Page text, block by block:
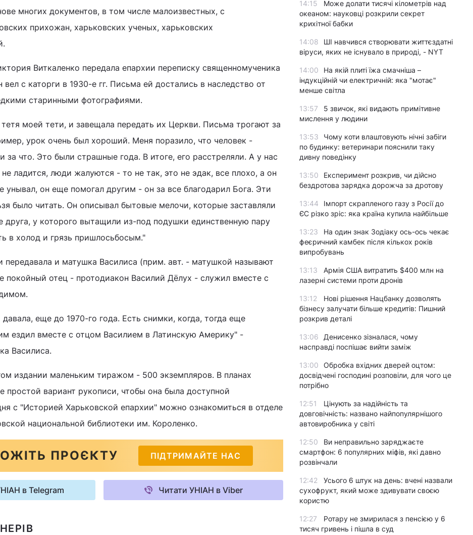
многих документов, в том числе малоизвестных, с
прихожан, харьковских ученых, харьковских
Виткаленко передала епархии переписку священномученика
с каторги в 1930-е гг. Письма ей достались в наследство от
старинными фотографиями.
моей тети, и завещала передать их Церкви. Письма трогают за
урок очень был хороший. Меня поразило, что человек -
за что. Это были страшные года. В итоге, его расстреляли. А у нас
ладится, люди жалуются - то не так, это не эдак, все плохо, а он
унывал, он еще помогал другим - он за все благодарил Бога. Эти
было читать. Он описывал бытовые мелочи, которые заставляли
друга, у которого вытащили из-под подушки единственную пару
в холод и грязь пришлосьбосым."
передавала и матушка Василиса (прим. авт. - матушкой называют
покойный отец - протодиакон Василий Дёлух - служил вместе с
еще до 1970-го года. Есть снимки, когда, тогда еще
ездил вместе с отцом Василием в Латинскую Америку" -
Василиса.
издании маленьким тиражом - 500 экземпляров. В планах
простой вариант рукописи, чтобы она была доступной
с "Историей Харьковской епархии" можно ознакомиться в отделе
национальной библиотеки им. Короленко.
ПРОЄКТУ ПІДТРИМАЙТЕ НАС
в Telegram Читати УНІАН в Viber
14:15
Може долати тисячі кілометрів над
океаном: науковці розкрили секрет
крихітної бабки
14:08
ШІ навчився створювати життєздатні
віруси, яких не існувало в природі, - NYT
14:00
На якій плиті їжа смачніша –
індукційній чи електричній: яка "мотає"
менше світла
13:57
5 звичок, які видають примітивне
мислення у людини
13:53
Чому коти влаштовують нічні забіги
по будинку: ветеринари пояснили таку
дивну поведінку
13:50
Експеримент розкрив, чи дійсно
бездротова зарядка дорожча за дротову
13:44
Імпорт скрапленого газу з Росії до
ЄС різко зріс: яка країна купила найбільше
13:23
На один знак Зодіаку ось-ось чекає
феєричний камбек після кількох років
випробувань
13:13
Армія США витратить $400 млн на
лазерні системи проти дронів
13:12
Нові рішення Нацбанку дозволять
бізнесу залучати більше кредитів: Пишний
розкрив деталі
13:06
Денисенко зізналася, чому
насправді поспішає вийти заміж
13:00
Обробка вхідних дверей оцтом:
досвідчені господині розповіли, для чого це
потрібно
12:51
Цінують за надійність та
довговічність: названо найпопулярнішого
автовиробника у світі
12:50
Ви неправильно заряджаєте
смартфон: 6 популярних міфів, які давно
розвінчали
12:42
Усього 6 штук на день: вчені назвали
сухофрукт, який може здивувати своєю
користю
12:27
Ротару не змирилася з пенсією у 6
тисяч гривень і пішла в суд